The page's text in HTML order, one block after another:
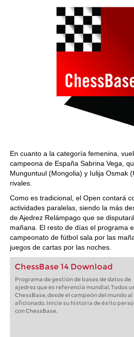
En cuanto a la categoría femenina,
campeona de España Sabrina Vega,
Munguntuul (Mongolia) y Iulija Osmak
rivales.
Como es tradicional, el Open contará
actividades paralelas, siendo la más
de Ajedrez Relámpago que se
mañana. El resto de días el programa
campeonato de fútbol sala por las
juegos de cartas por las noches.
ChessBase 14 Download
Programa de gestión de bases de datos de
ajedrez que es referencia mundial. Todos
ChessBase, desde el campeón del mundo al
aficionado. Inicie su historia de éxito
con ChessBase.